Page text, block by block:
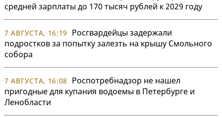
средней зарплаты до 170 тысяч рублей к 2029 году
7 АВГУСТА, 16:19
Росгвардейцы задержали
подростков за попытку залезть на крышу Смольного
собора
7 АВГУСТА, 16:08
Роспотребнадзор не нашел
пригодные для купания водоемы в Петербурге и
Ленобласти